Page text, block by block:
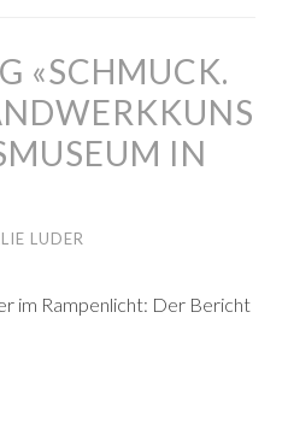
«SCHMUCK.
IN
LUDER
im Rampenlicht: Der Bericht